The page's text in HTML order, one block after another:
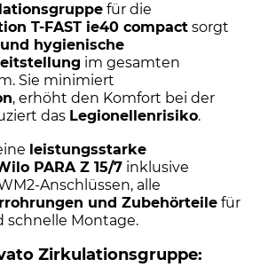
für die
T-FAST ie40 compact sorgt
hygienische
im gesamten
Sie minimiert
, erhöht den Komfort bei der
das Legionellenrisiko.
leistungsstarke
PARA Z 15/7 inklusive
Anschlüssen, alle
und Zubehörteile für
schnelle Montage.
Zirkulationsgruppe: